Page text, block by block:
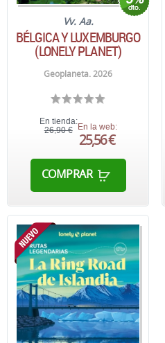
Vv. Aa.
BÉLGICA Y LUXEMBURGO
(LONELY PLANET)
Geoplaneta. 2026
En tienda:
26,90 € En la web:
25,56 €
COMPRAR